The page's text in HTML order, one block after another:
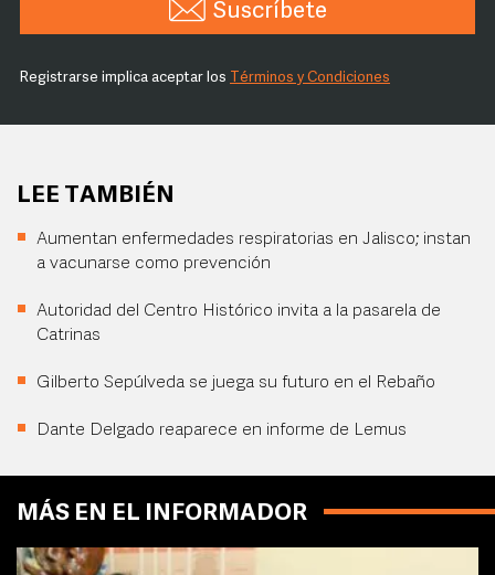
Suscríbete
Registrarse implica aceptar los Términos y Condiciones
LEE TAMBIÉN
Aumentan enfermedades respiratorias en Jalisco; instan
a vacunarse como prevención
Autoridad del Centro Histórico invita a la pasarela de
Catrinas
Gilberto Sepúlveda se juega su futuro en el Rebaño
Dante Delgado reaparece en informe de Lemus
MÁS EN EL INFORMADOR